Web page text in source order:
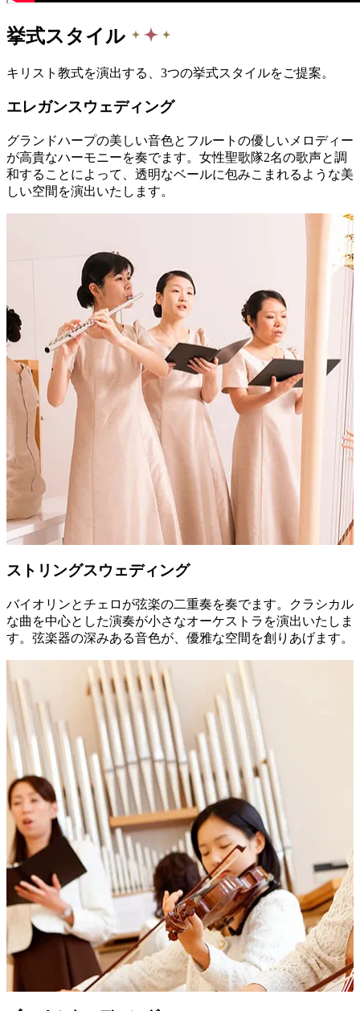
挙式スタイル
キリスト教式を演出する、3つの挙式スタイルをご提案。
エレガンスウェディング
グランドハープの美しい音色とフルートの優しいメロディー
が高貴なハーモニーを奏でます。女性聖歌隊2名の歌声と調
和することによって、透明なベールに包みこまれるような美
しい空間を演出いたします。
ストリングスウェディング
バイオリンとチェロが弦楽の二重奏を奏でます。クラシカル
な曲を中心とした演奏が小さなオーケストラを演出いたしま
す。弦楽器の深みある音色が、優雅な空間を創りあげます。